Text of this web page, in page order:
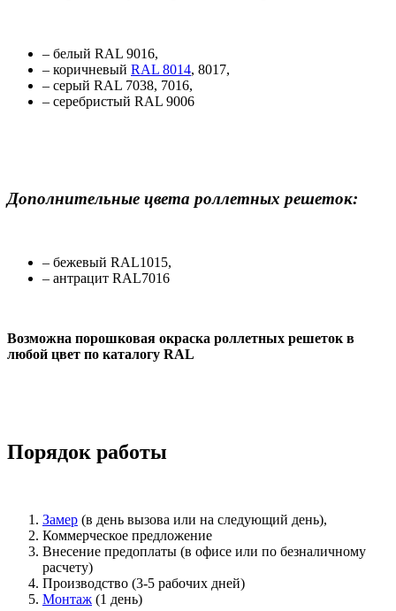
– белый RAL 9016,
– коричневый RAL 8014, 8017,
– серый RAL 7038, 7016,
– серебристый RAL 9006
Дополнительные цвета роллетных решеток:
– бежевый RAL1015,
– антрацит RAL7016
Возможна порошковая окраска роллетных решеток в
любой цвет по каталогу RAL
Порядок работы
Замер (в день вызова или на следующий день),
Коммерческое предложение
Внесение предоплаты (в офисе или по безналичному
расчету)
Производство (3-5 рабочих дней)
Монтаж (1 день)